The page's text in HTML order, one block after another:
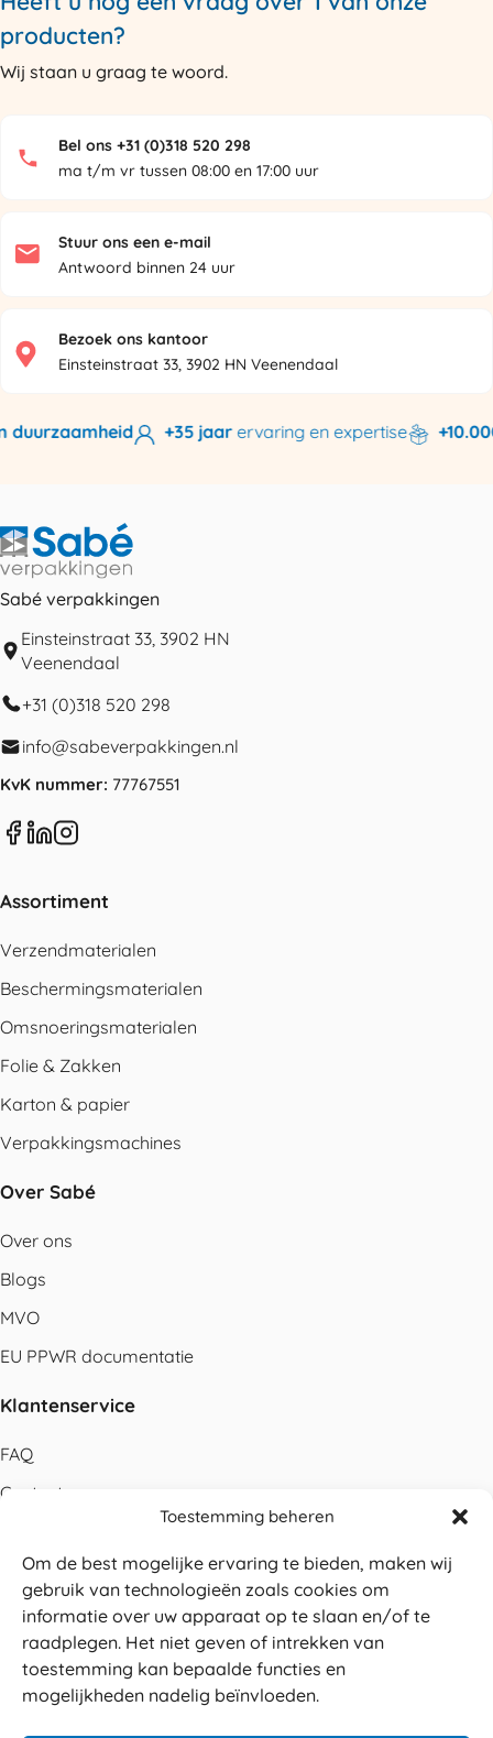
Toestemming beheren
Om de best mogelijke ervaring te bieden, maken wij
gebruik van technologieën zoals cookies om
informatie over uw apparaat op te slaan en/of te
raadplegen. Het niet geven of intrekken van
toestemming kan bepaalde functies en
mogelijkheden nadelig beïnvloeden.
producten?
Wij staan u graag te woord.
Bel ons +31 (0)318 520 298
ma t/m vr tussen 08:00 en 17:00 uur
Stuur ons een e-mail
Antwoord binnen 24 uur
Bezoek ons kantoor
Einsteinstraat 33, 3902 HN Veenendaal
+35 jaarervaring en expertise
Sabé verpakkingen
Einsteinstraat 33, 3902 HN
Veenendaal
+31 (0)318 520 298
info@sabeverpakkingen.nl
KvK nummer: 77767551
Assortiment
Verzendmaterialen
Beschermingsmaterialen
Omsnoeringsmaterialen
Folie & Zakken
Karton & papier
Verpakkingsmachines
Over Sabé
Over ons
Blogs
MVO
EU PPWR documentatie
Klantenservice
FAQ
Contact
Betalen
Levering
Retouren
Service en garantie